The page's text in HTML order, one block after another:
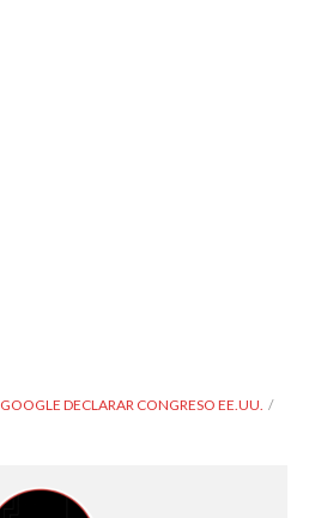
GOOGLE DECLARAR CONGRESO EE.UU.